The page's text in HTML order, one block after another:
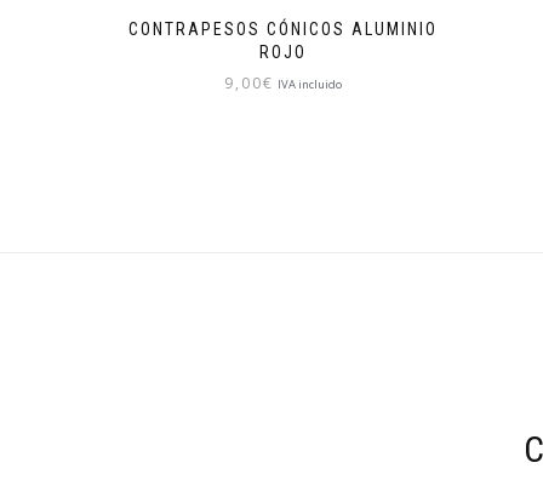
CONTRAPESOS CÓNICOS ALUMINIO
ROJO
9,00€ IVA incluido